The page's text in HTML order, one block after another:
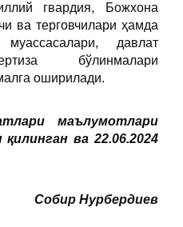
гвардия, Божхона
ва терговчилари ҳамда
муассасалари, давлат
бўлинмалари
оширилади.
маълумотлари
қилинган ва22.06.2024
Собир Нурбердиев